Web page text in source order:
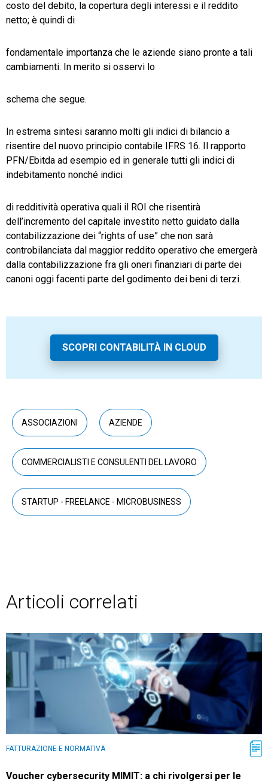
costo del debito, la copertura degli interessi e il reddito
netto; è quindi di
fondamentale importanza che le aziende siano pronte a tali
cambiamenti. In merito si osservi lo
schema che segue.
In estrema sintesi saranno molti gli indici di bilancio a
risentire del nuovo principio contabile IFRS 16. Il rapporto
PFN/Ebitda ad esempio ed in generale tutti gli indici di
indebitamento nonché indici
di redditività operativa quali il ROI che risentirà
dell’incremento del capitale investito netto guidato dalla
contabilizzazione dei “rights of use” che non sarà
controbilanciata dal maggior reddito operativo che emergerà
dalla contabilizzazione fra gli oneri finanziari di parte dei
canoni oggi facenti parte del godimento dei beni di terzi.
SCOPRI CONTABILITÀ IN CLOUD
ASSOCIAZIONI AZIENDE
COMMERCIALISTI E CONSULENTI DEL LAVORO
STARTUP - FREELANCE - MICROBUSINESS
Articoli correlati
FATTURAZIONE E NORMATIVA
Voucher cybersecurity MIMIT: a chi rivolgersi per le